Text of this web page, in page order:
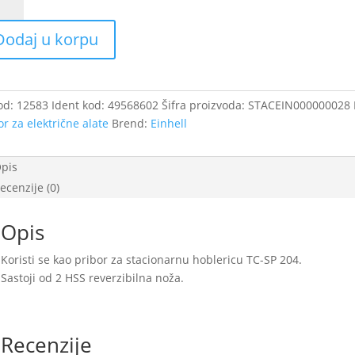
u korpu
12583 Ident kod: 49568602 Šifra proizvoda: STACEIN000000028
za električne alate Brend: Einhell
(0)
Opis
Koristi se kao pribor za stacionarnu hoblericu TC-SP 204.
Sastoji od 2 HSS reverzibilna noža.
Recenzije